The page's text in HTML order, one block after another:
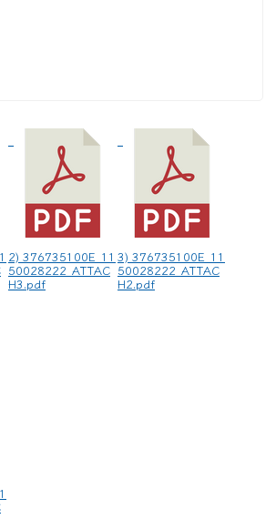
2) 376735100E_11
50028222_ATTAC
H3.pdf
3) 376735100E_11
50028222_ATTAC
H2.pdf